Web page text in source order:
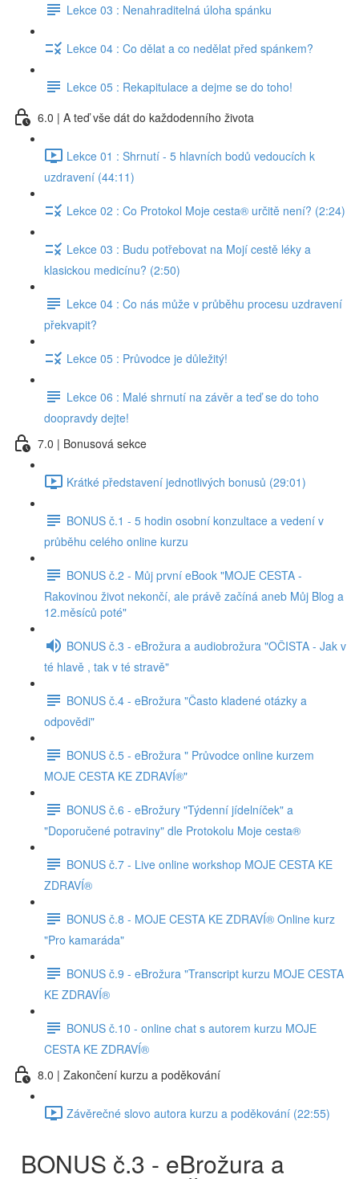
Lekce 03 : Nenahraditelná úloha spánku
Lekce 04 : Co dělat a co nedělat před spánkem?
Lekce 05 : Rekapitulace a dejme se do toho!
6.0 | A teď vše dát do každodenního života
Lekce 01 : Shrnutí - 5 hlavních bodů vedoucích k
uzdravení (44:11)
Lekce 02 : Co Protokol Moje cesta® určitě není? (2:24)
Lekce 03 : Budu potřebovat na Mojí cestě léky a
klasickou medicínu? (2:50)
Lekce 04 : Co nás může v průběhu procesu uzdravení
překvapit?
Lekce 05 : Průvodce je důležitý!
Lekce 06 : Malé shrnutí na závěr a teď se do toho
doopravdy dejte!
7.0 | Bonusová sekce
Krátké představení jednotlivých bonusů (29:01)
BONUS č.1 - 5 hodin osobní konzultace a vedení v
průběhu celého online kurzu
BONUS č.2 - Můj první eBook "MOJE CESTA -
Rakovinou život nekončí, ale právě začíná aneb Můj Blog a
12.měsíců poté"
BONUS č.3 - eBrožura a audiobrožura "OČISTA - Jak v
té hlavě , tak v té stravě"
BONUS č.4 - eBrožura "Často kladené otázky a
odpovědi"
BONUS č.5 - eBrožura " Průvodce online kurzem
MOJE CESTA KE ZDRAVÍ®"
BONUS č.6 - eBrožury "Týdenní jídelníček" a
"Doporučené potraviny" dle Protokolu Moje cesta®
BONUS č.7 - Live online workshop MOJE CESTA KE
ZDRAVÍ®
BONUS č.8 - MOJE CESTA KE ZDRAVÍ® Online kurz
"Pro kamaráda"
BONUS č.9 - eBrožura "Transcript kurzu MOJE CESTA
KE ZDRAVÍ®
BONUS č.10 - online chat s autorem kurzu MOJE
CESTA KE ZDRAVÍ®
8.0 | Zakončení kurzu a poděkování
Závěrečné slovo autora kurzu a poděkování (22:55)
BONUS č.3 - eBrožura a